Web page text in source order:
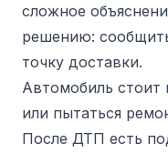
сложное
решению:
точку доставки.
Автомобиль стоит
или пытаться
После ДТП есть